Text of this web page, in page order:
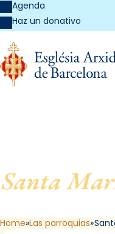
Agenda
Haz un donativo
Santa
Home Las parroquias